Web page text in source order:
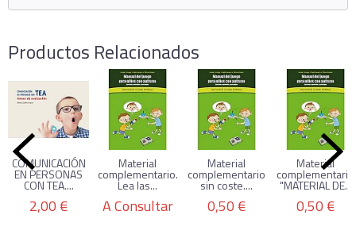
Productos Relacionados
COMUNICACIÓN
EN PERSONAS
CON TEA....
2,00 €
Material
complementario.
Lea las...
A Consultar
Material
complementario
sin coste....
0,50 €
Material
complementario
"MATERIAL DE...
0,50 €